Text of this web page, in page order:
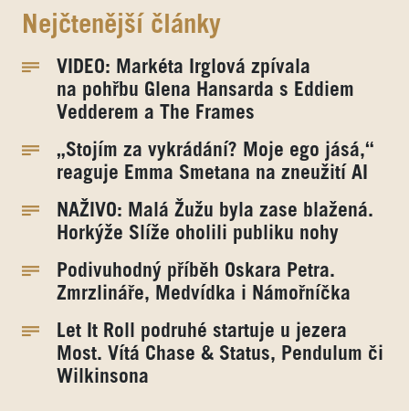
Nejčtenější články
VIDEO: Markéta Irglová zpívala
na pohřbu Glena Hansarda s Eddiem
Vedderem a The Frames
„Stojím za vykrádání? Moje ego jásá,“
reaguje Emma Smetana na zneužití AI
NAŽIVO: Malá Žužu byla zase blažená.
Horkýže Slíže oholili publiku nohy
Podivuhodný příběh Oskara Petra.
Zmrzlináře, Medvídka i Námořníčka
Let It Roll podruhé startuje u jezera
Most. Vítá Chase & Status, Pendulum či
Wilkinsona